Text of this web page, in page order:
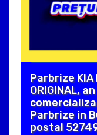
Parbrize KIA
ORIGINAL,
Parbrize in
postal